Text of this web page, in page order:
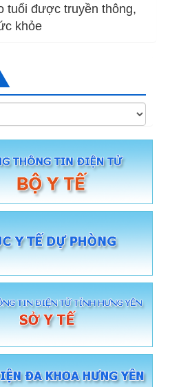
tuổi được truyền thông,
khỏe